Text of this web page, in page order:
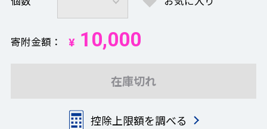
寄附金額 ¥10,000
在庫切れ
控除上限額を調べる